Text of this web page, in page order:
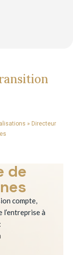
» Directeur
de
compte,
l’entreprise à